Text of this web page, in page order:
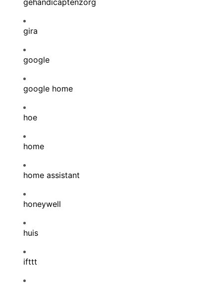
gehandicaptenzorg
gira
google
google home
hoe
home
home assistant
honeywell
huis
ifttt